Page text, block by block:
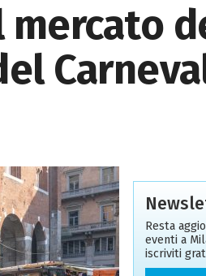
mercato
Resta
eventi a
iscriviti